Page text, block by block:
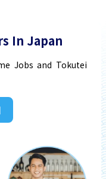
In Japan
Jobs and Tokutei